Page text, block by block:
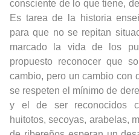
consciente de lo que tiene,
Es tarea de la historia
para que no se repitan
marcado la vida de los
propuesto reconocer que
cambio, pero un cambio con
se respeten el mínimo de
y el de ser reconocidos
huitotos, secoyas, arabelas,